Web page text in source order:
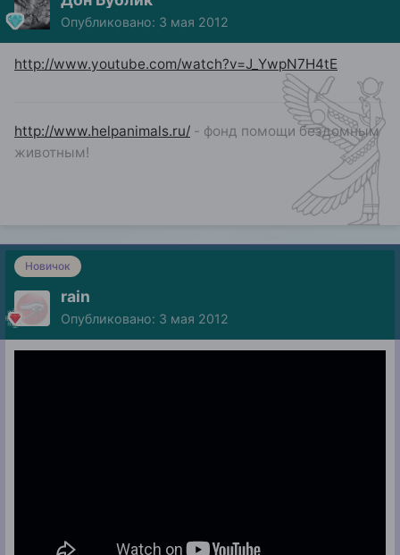
Опубликовано: 3 мая 2012
http://www.youtube.com/watch?v=J_YwpN7H4tE
http://www.helpanimals.ru/ - фонд помощи бездомным
животным!
Новичок
rain
Опубликовано: 3 мая 2012